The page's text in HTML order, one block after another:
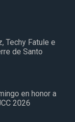
Techy Fatule e
de Santo
en honor a
2026